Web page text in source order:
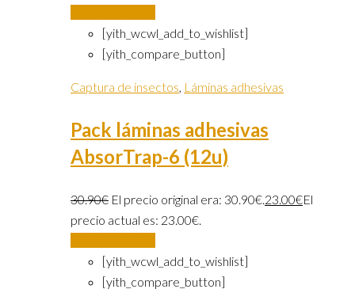
[yith_wcwl_add_to_wishlist]
[yith_compare_button]
Captura de insectos, Láminas adhesivas
Pack láminas adhesivas
AbsorTrap-6 (12u)
30.90€ El precio original era: 30.90€.23.00€El
precio actual es: 23.00€.
[yith_wcwl_add_to_wishlist]
[yith_compare_button]